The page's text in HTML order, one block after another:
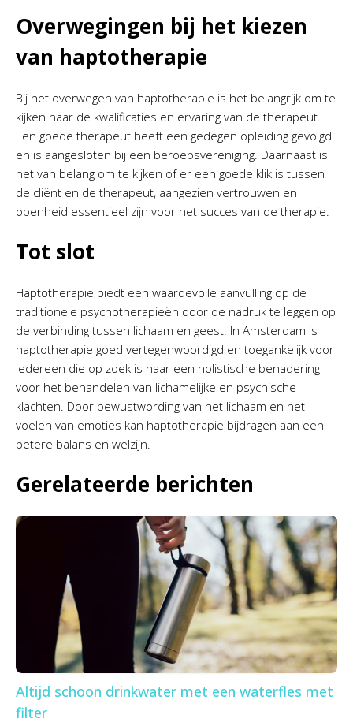
Overwegingen bij het kiezen
van haptotherapie
Bij het overwegen van haptotherapie is het belangrijk om te
kijken naar de kwalificaties en ervaring van de therapeut.
Een goede therapeut heeft een gedegen opleiding gevolgd
en is aangesloten bij een beroepsvereniging. Daarnaast is
het van belang om te kijken of er een goede klik is tussen
de cliënt en de therapeut, aangezien vertrouwen en
openheid essentieel zijn voor het succes van de therapie.
Tot slot
Haptotherapie biedt een waardevolle aanvulling op de
traditionele psychotherapieën door de nadruk te leggen op
de verbinding tussen lichaam en geest. In Amsterdam is
haptotherapie goed vertegenwoordigd en toegankelijk voor
iedereen die op zoek is naar een holistische benadering
voor het behandelen van lichamelijke en psychische
klachten. Door bewustwording van het lichaam en het
voelen van emoties kan haptotherapie bijdragen aan een
betere balans en welzijn.
Gerelateerde berichten
Altijd schoon drinkwater met een waterfles met
filter